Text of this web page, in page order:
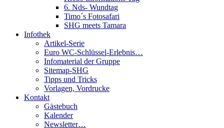
6. Nds- Wundtag
Timo´s Fotosafari
SHG meets Tamara
Infothek
Artikel-Serie
Euro WC-Schlüssel-Erlebnis…
Infomaterial der Gruppe
Sitemap-SHG
Tipps und Tricks
Vorlagen, Vordrucke
Kontakt
Gästebuch
Kalender
Newsletter…